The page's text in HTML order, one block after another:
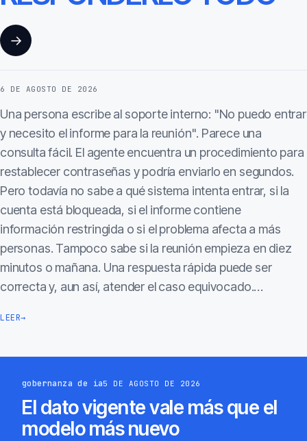
→
6 DE AGOSTO DE 2026
Una persona escribe al soporte interno: "No puedo entrar
y necesito el informe para la reunión". Parece una
consulta fácil. El agente encuentra un procedimiento para
restablecer contraseñas y podría enviarlo en segundos.
Pero todavía no sabe a qué sistema intenta entrar, si la
cuenta está bloqueada, si el informe contiene
información restringida o si el problema afecta a más
personas. Tampoco sabe si la reunión empieza en diez
minutos o mañana. Una respuesta rápida puede ser
correcta y, aun así, atender el caso equivocado.…
LEER→
gobernanza de ia5 DE AGOSTO DE 2026
El dato vigente vale más que el
modelo más nuevo